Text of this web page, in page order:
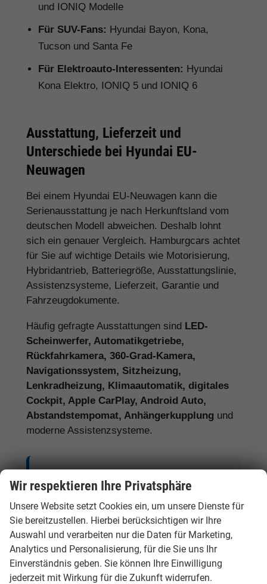
und IONIQ Modelle
Für SUV-Fans: Hyundai Bayon, Kona,
Tucson und Santa Fe
Für Elektroauto-Interessenten: Hyundai
Kona Elektro, IONIQ 5 und IONIQ 6
Ausstattung, Lieferzeit und
Unterschiede bei Hyundai EU-
Neuwagen
Bei einem Hyundai EU-Neuwagen kann die
Serienausstattung je nach Herkunftsland vom
deutschen Modell abweichen. Deshalb lohnt
sich ein genauer Vergleich. Hamburgcars achtet
für Sie auf wichtige Details wie Motorisierung,
Hybridantrieb, Batteriegröße, Ausstattungslinie,
Assistenzsysteme, Lieferzeit, Garantie und
Fahrzeugdokumente.
Häufig gefragte Ausstattungen sind LED-
Scheinwerfer, Automatikgetriebe,
Rückfahrkamera, 360-Grad-Kamera,
Navigationssystem, Sitzheizung,
Lenkradheizung, Klimaautomatik, digitales
Cockpit, Apple CarPlay, Android Auto,
Abstandstempomat, Anhängerkupplung und
moderne Assistenzsysteme.
Neuwagen nicht nur den Kaufpreis,
sondern auch Ausstattung, Lieferzeit,
Garantieumfang und mögliche
Zusatzkosten. So erkennen Sie den
tatsächlichen Preisvorteil.
Wir respektieren Ihre Privatsphäre
Unsere Website setzt Cookies ein, um unsere Dienste für
Sie bereitzustellen. Hierbei berücksichtigen wir Ihre
Auswahl und verarbeiten nur die Daten für Marketing,
Analytics und Personalisierung, für die Sie uns Ihr
Einverständnis geben. Sie können Ihre Einwilligung
jederzeit mit Wirkung für die Zukunft widerrufen.